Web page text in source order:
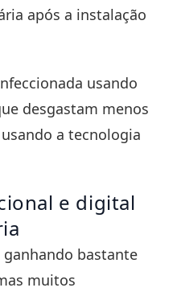
após a instalação
usando
desgastam menos
a tecnologia
e digital
ganhando bastante
muitos